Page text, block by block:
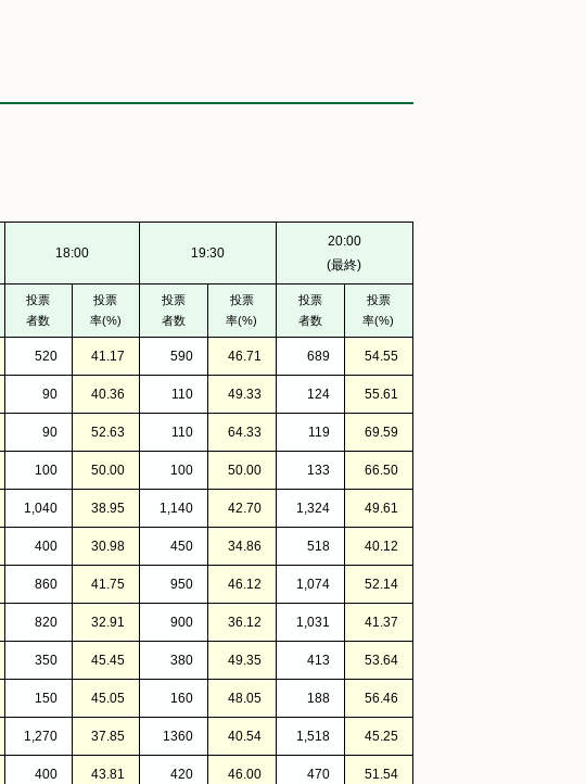
18:00 19:30
20:00
(最終)
投票
者数
投票
率(%)
投票
者数
投票
率(%)
投票
者数
投票
率(%)
520 41.17 590 46.71 689 54.55
90 40.36 110 49.33 124 55.61
90 52.63 110 64.33 119 69.59
100 50.00 100 50.00 133 66.50
1,040 38.95 1,140 42.70 1,324 49.61
400 30.98 450 34.86 518 40.12
860 41.75 950 46.12 1,074 52.14
820 32.91 900 36.12 1,031 41.37
350 45.45 380 49.35 413 53.64
150 45.05 160 48.05 188 56.46
1,270 37.85 1360 40.54 1,518 45.25
400 43.81 420 46.00 470 51.54